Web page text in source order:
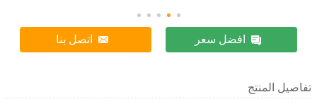
افضل سعر اتصل بنا
تفاصيل المنتج